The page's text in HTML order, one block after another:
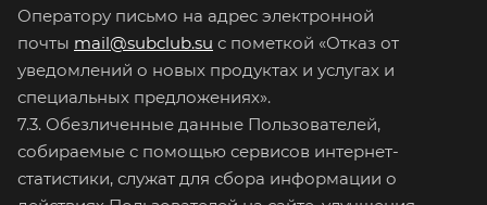
Оператору письмо на адрес электронной
почты mail@subclub.su с пометкой «Отказ от
уведомлений о новых продуктах и услугах и
специальных предложениях».
7.3. Обезличенные данные Пользователей,
собираемые с помощью сервисов интернет-
статистики, служат для сбора информации о